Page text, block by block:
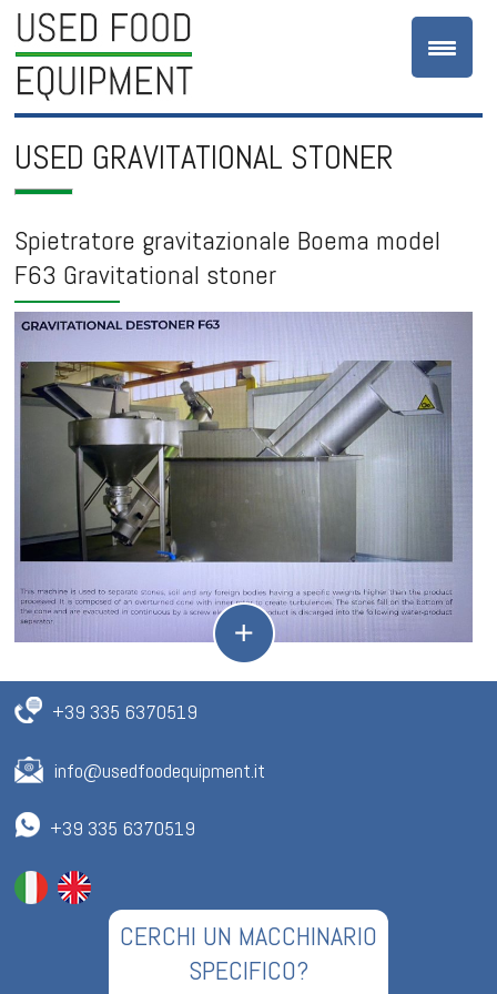
USED GRAVITATIONAL STONER
Spietratore gravitazionale Boema model
F63 Gravitational stoner
+39 335 6370519
info@usedfoodequipment.it
+39 335 6370519
CERCHI UN MACCHINARIO
SPECIFICO?